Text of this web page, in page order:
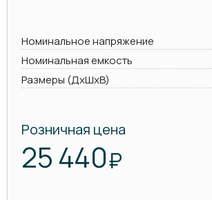
Номинальное напряжение
Номинальная емкость
Размеры (ДхШхВ)
Розничная цена
25 440₽